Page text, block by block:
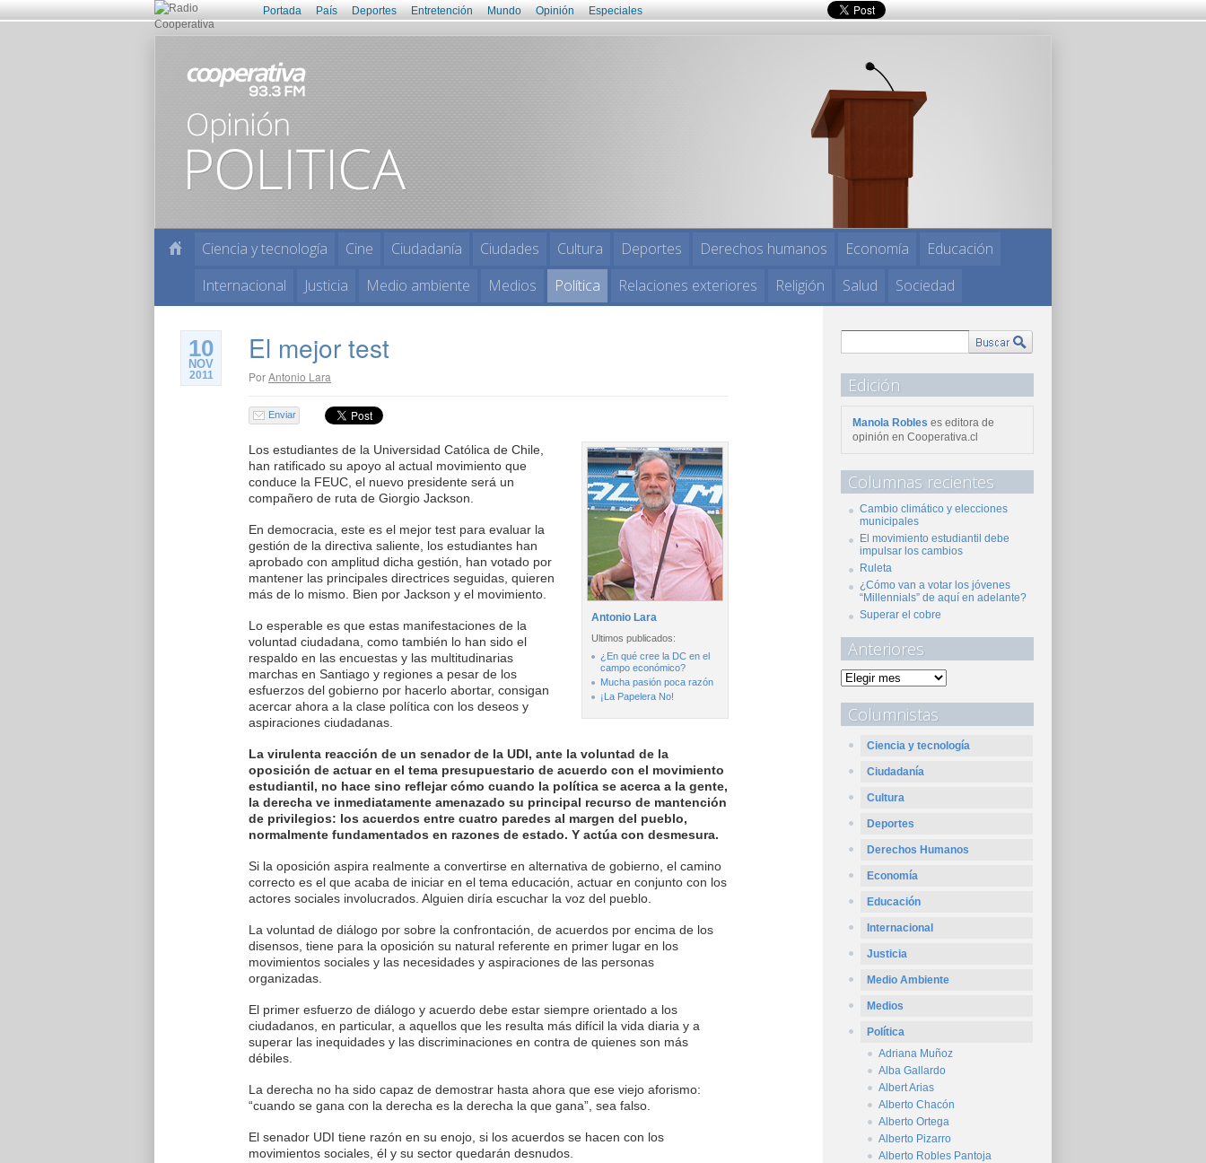
Portada País Deportes Entretención Mundo Opinión Especiales
Ciencia y tecnología Cine Ciudadanía Ciudades Cultura Deportes Derechos humanos Economía
Educación
Internacional
Justicia Medio ambiente Medios Política Relaciones exteriores Religión Salud Sociedad
10
NOV
2011
El mejor test
PorAntonio Lara
Enviar
Antonio Lara
Ultimos publicados:
¿En qué cree la DC en el
campo económico?
Mucha pasión poca razón
¡La Papelera No!
Los estudiantes de la Universidad Católica de Chile,
han ratificado su apoyo al actual movimiento que
conduce la FEUC, el nuevo presidente será un
compañero de ruta de Giorgio Jackson.
En democracia, este es el mejor test para evaluar la
gestión de la directiva saliente, los estudiantes han
aprobado con amplitud dicha gestión, han votado por
mantener las principales directrices seguidas, quieren
más de lo mismo. Bien por Jackson y el movimiento.
Lo esperable es que estas manifestaciones de la
voluntad ciudadana, como también lo han sido el
respaldo en las encuestas y las multitudinarias
marchas en Santiago y regiones a pesar de los
esfuerzos del gobierno por hacerlo abortar, consigan
acercar ahora a la clase política con los deseos y
aspiraciones ciudadanas.
La virulenta reacción de un senador de la UDI, ante la voluntad de la
oposición de actuar en el tema presupuestario de acuerdo con el movimiento
estudiantil, no hace sino reflejar cómo cuando la política se acerca a la gente,
la derecha ve inmediatamente amenazado su principal recurso de mantención
de privilegios: los acuerdos entre cuatro paredes al margen del pueblo,
normalmente fundamentados en razones de estado. Y actúa con desmesura.
Si la oposición aspira realmente a convertirse en alternativa de gobierno, el camino
correcto es el que acaba de iniciar en el tema educación, actuar en conjunto con los
actores sociales involucrados. Alguien diría escuchar la voz del pueblo.
La voluntad de diálogo por sobre la confrontación, de acuerdos por encima de los
disensos, tiene para la oposición su natural referente en primer lugar en los
movimientos sociales y las necesidades y aspiraciones de las personas
organizadas.
El primer esfuerzo de diálogo y acuerdo debe estar siempre orientado a los
ciudadanos, en particular, a aquellos que les resulta más difícil la vida diaria y a
superar las inequidades y las discriminaciones en contra de quienes son más
débiles.
La derecha no ha sido capaz de demostrar hasta ahora que ese viejo aforismo:
“cuando se gana con la derecha es la derecha la que gana”, sea falso.
El senador UDI tiene razón en su enojo, si los acuerdos se hacen con los
movimientos sociales, él y su sector quedarán desnudos.
Edición
Manola Robles es editora de
opinión en Cooperativa.cl
Columnas recientes
Cambio climático y elecciones
municipales
El movimiento estudiantil debe
impulsar los cambios
Ruleta
¿Cómo van a votar los jóvenes
“Millennials” de aquí en adelante?
Superar el cobre
Anteriores
Columnistas
Ciencia y tecnología
Ciudadanía
Cultura
Deportes
Derechos Humanos
Economía
Educación
Internacional
Justicia
Medio Ambiente
Medios
Política
Adriana Muñoz
Alba Gallardo
Albert Arias
Alberto Chacón
Alberto Ortega
Alberto Pizarro
Alberto Robles Pantoja